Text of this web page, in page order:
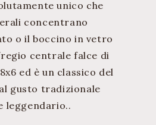
unico che
concentrano
o il boccino in vetro
centrale falce di
ed è un classico del
gusto tradizionale
leggendario..